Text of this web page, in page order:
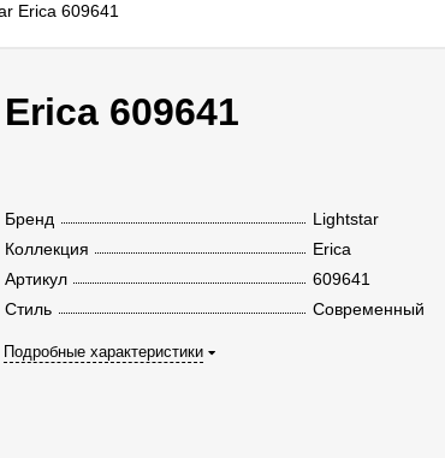
Erica 609641
609641
Бренд
Lightstar
Коллекция
Erica
Артикул
609641
Стиль
Современный
Подробные характеристики